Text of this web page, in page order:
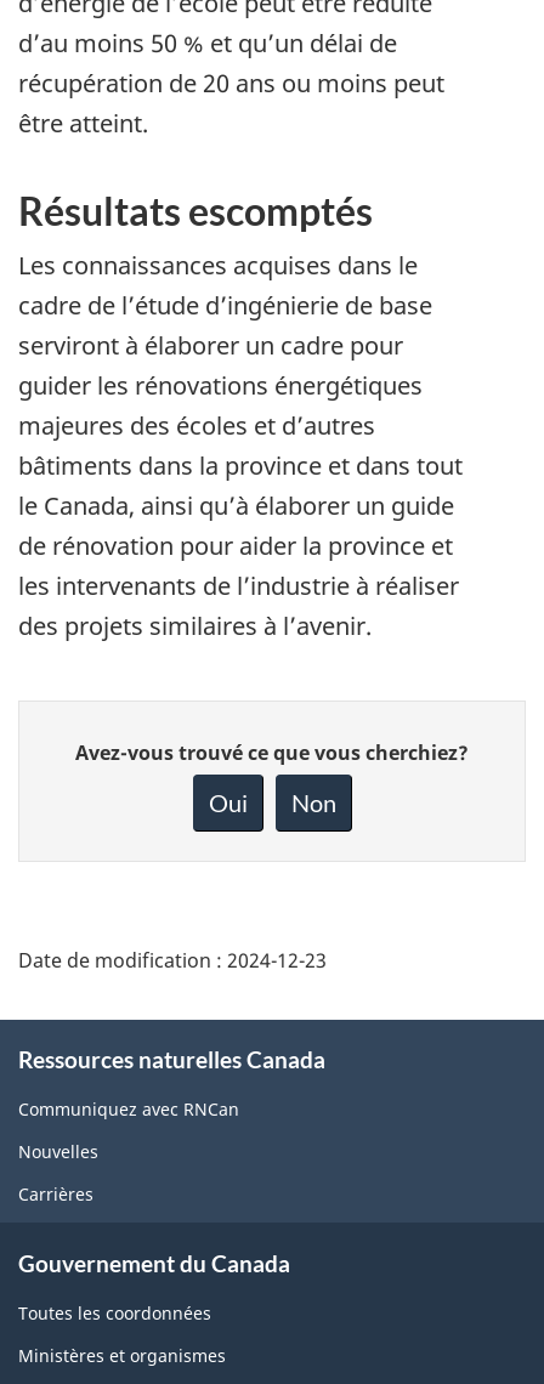
d’au moins 50 % et qu’un délai de
récupération de 20 ans ou moins peut
être atteint.
Résultats escomptés
Les connaissances acquises dans le
cadre de l’étude d’ingénierie de base
serviront à élaborer un cadre pour
guider les rénovations énergétiques
majeures des écoles et d’autres
bâtiments dans la province et dans tout
le Canada, ainsi qu’à élaborer un guide
de rénovation pour aider la province et
les intervenants de l’industrie à réaliser
des projets similaires à l’avenir.
Donnez
votre
page
Avez-vous trouvé ce que vous cherchiez?
Oui Non
Date de modification : 2024-12-23
this
site
Ressources naturelles Canada
Communiquez avec RNCan
Nouvelles
Carrières
Gouvernement du Canada
Toutes les coordonnées
Ministères et organismes